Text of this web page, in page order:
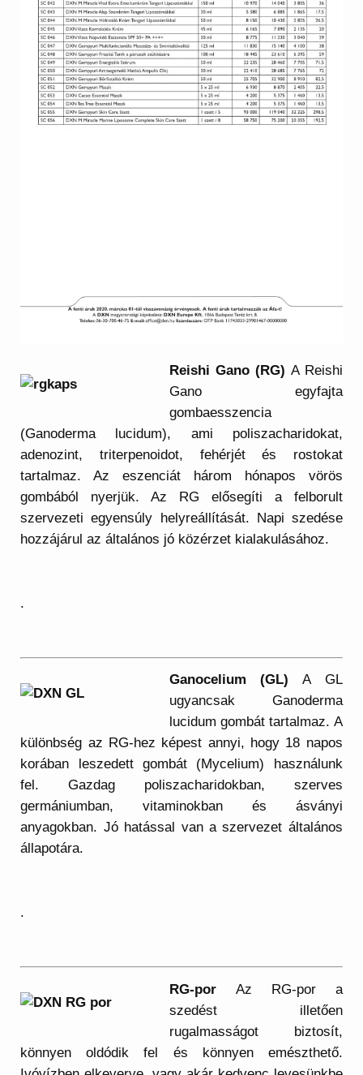
Reishi Gano (RG) A Reishi
Gano egyfajta
gombaesszencia
(Ganoderma lucidum), ami poliszacharidokat,
adenozint, triterpenoidot, fehérjét és rostokat
tartalmaz. Az eszenciát három hónapos vörös
gombából nyerjük. Az RG elősegíti a felborult
szervezeti egyensúly helyreállítását. Napi szedése
hozzájárul az általános jó közérzet kialakulásához.
.
Ganocelium (GL) A GL
ugyancsak Ganoderma
lucidum gombát tartalmaz. A
különbség az RG-hez képest annyi, hogy 18 napos
korában leszedett gombát (Mycelium) használunk
fel. Gazdag poliszacharidokban, szerves
germániumban, vitaminokban és ásványi
anyagokban. Jó hatással van a szervezet általános
állapotára.
.
RG-porAz RG-por a
szedést illetően
rugalmasságot biztosít,
könnyen oldódik fel és könnyen emészthető.